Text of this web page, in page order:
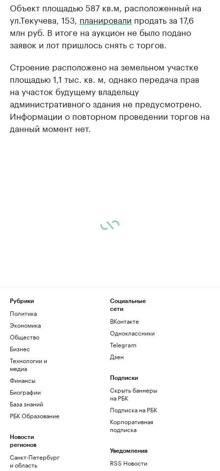
Объект площадью 587 кв.м, расположенный на
ул.Текучева, 153, планировали продать за 17,6
млн руб. В итоге на аукцион не было подано
заявок и лот пришлось снять с торгов.
Строение расположено на земельном участке
площадью 1,1 тыс. кв. м, однако передача прав
на участок будущему владельцу
административного здания не предусмотрено.
Информации о повторном проведении торгов на
данный момент нет.
Рубрики
Политика
Экономика
Общество
Бизнес
Технологии и
медиа
Финансы
Биографии
База знаний
РБК Образование
Новости
регионов
Санкт-Петербург
и область
Социальные
сети
ВКонтакте
Одноклассники
Telegram
Дзен
Подписки
Скрыть баннеры
на РБК
Подписка на РБК
Корпоративная
подписка
Уведомления
RSS Новости